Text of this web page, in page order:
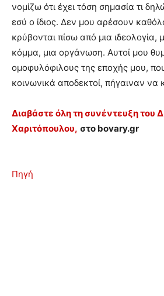
νομίζω ότι έχει τόση σημασία τι
εσύ ο ίδιος. Δεν μου αρέσουν
κρύβονται πίσω από μια ιδεολογία,
κόμμα, μια οργάνωση. Αυτοί μου
ομοφυλόφιλους της εποχής μου,
κοινωνικά αποδεκτοί, πήγαιναν
Διαβάστε όλη τη συνέντευξη του
Χαριτόπουλου, στο bovary.gr
Πηγή